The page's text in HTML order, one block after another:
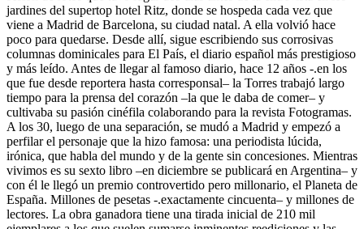
jardines del supertop hotel Ritz, donde se hospeda cada vez que
viene a Madrid de Barcelona, su ciudad natal. A ella volvió hace
poco para quedarse. Desde allí, sigue escribiendo sus corrosivas
columnas dominicales para El País, el diario español más prestigioso
y más leído. Antes de llegar al famoso diario, hace 12 años -.en los
que fue desde reportera hasta corresponsal– la Torres trabajó largo
tiempo para la prensa del corazón –la que le daba de comer– y
cultivaba su pasión cinéfila colaborando para la revista Fotogramas.
A los 30, luego de una separación, se mudó a Madrid y empezó a
perfilar el personaje que la hizo famosa: una periodista lúcida,
irónica, que habla del mundo y de la gente sin concesiones. Mientras
vivimos es su sexto libro –en diciembre se publicará en Argentina– y
con él le llegó un premio controvertido pero millonario, el Planeta de
España. Millones de pesetas -.exactamente cincuenta– y millones de
lectores. La obra ganadora tiene una tirada inicial de 210 mil